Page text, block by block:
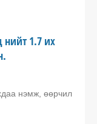
нийт 1.7 их
нэмж, өөрчил